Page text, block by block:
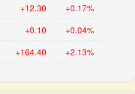
+12.30 +0.17%
+0.10 +0.04%
+164.40 +2.13%